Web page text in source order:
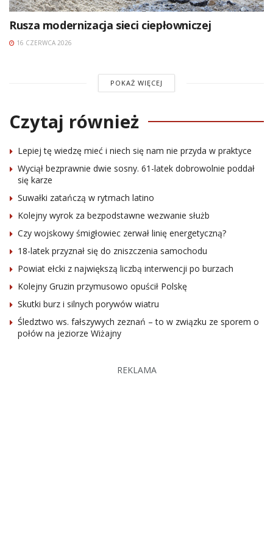
Rusza modernizacja sieci ciepłowniczej
16 CZERWCA 2026
POKAŻ WIĘCEJ
Czytaj również
Lepiej tę wiedzę mieć i niech się nam nie przyda w praktyce
Wyciął bezprawnie dwie sosny. 61-latek dobrowolnie poddał
się karze
Suwałki zatańczą w rytmach latino
Kolejny wyrok za bezpodstawne wezwanie służb
Czy wojskowy śmigłowiec zerwał linię energetyczną?
18-latek przyznał się do zniszczenia samochodu
Powiat ełcki z największą liczbą interwencji po burzach
Kolejny Gruzin przymusowo opuścił Polskę
Skutki burz i silnych porywów wiatru
Śledztwo ws. fałszywych zeznań – to w związku ze sporem o
połów na jeziorze Wiżajny
REKLAMA